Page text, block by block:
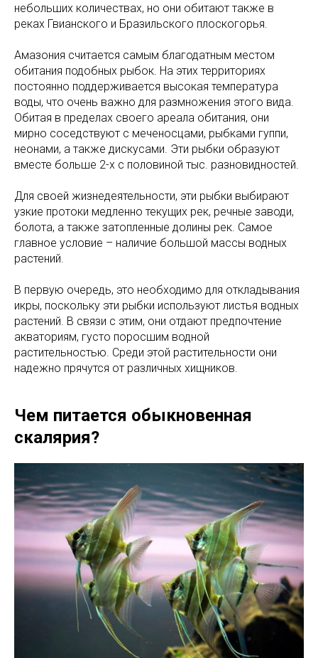
небольших количествах, но они обитают также в
реках Гвианского и Бразильского плоскогорья.
Амазония считается самым благодатным местом
обитания подобных рыбок. На этих территориях
постоянно поддерживается высокая температура
воды, что очень важно для размножения этого вида.
Обитая в пределах своего ареала обитания, они
мирно соседствуют с меченосцами, рыбками гуппи,
неонами, а также дискусами. Эти рыбки образуют
вместе больше 2-х с половиной тыс. разновидностей.
Для своей жизнедеятельности, эти рыбки выбирают
узкие протоки медленно текущих рек, речные заводи,
болота, а также затопленные долины рек. Самое
главное условие – наличие большой массы водных
растений.
В первую очередь, это необходимо для откладывания
икры, поскольку эти рыбки используют листья водных
растений. В связи с этим, они отдают предпочтение
акваториям, густо поросшим водной
растительностью. Среди этой растительности они
надежно прячутся от различных хищников.
Чем питается обыкновенная
скалярия?